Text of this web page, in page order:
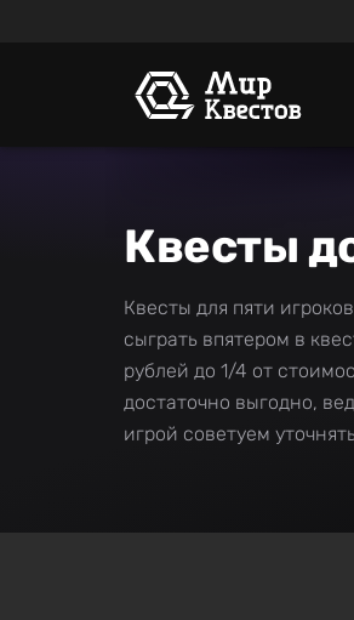
Квесты
Квесты для пяти
сыграть впятером в
рублей до 1/4 от
достаточно выгодно,
игрой советуем